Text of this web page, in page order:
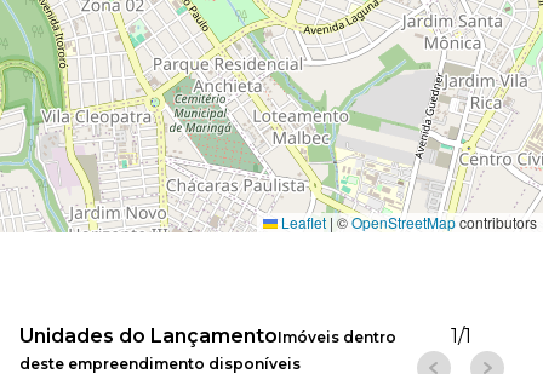
Leaflet | ©OpenStreetMapcontributors
Unidades do LançamentoImóveis dentro
deste empreendimento disponíveis
1/1